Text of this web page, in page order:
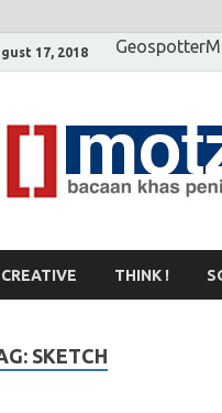
17, 2018 Geospotter
CREATIVE THINK !
SKETCH